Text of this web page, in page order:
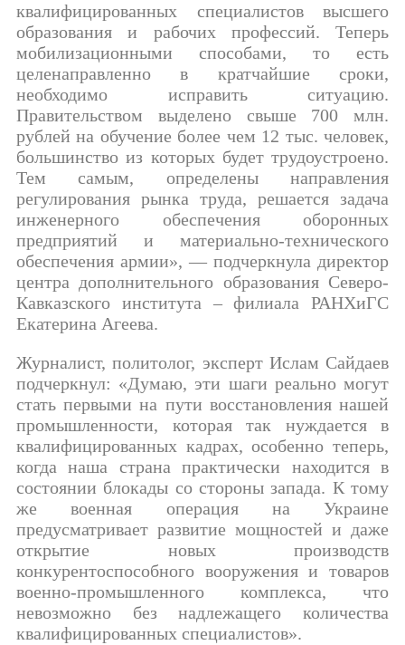
квалифицированных специалистов высшего
образования и рабочих профессий. Теперь
мобилизационными способами, то есть
целенаправленно в кратчайшие сроки,
необходимо исправить ситуацию.
Правительством выделено свыше 700 млн.
рублей на обучение более чем 12 тыс. человек,
большинство из которых будет трудоустроено.
Тем самым, определены направления
регулирования рынка труда, решается задача
инженерного обеспечения оборонных
предприятий и материально-технического
обеспечения армии», — подчеркнула директор
центра дополнительного образования Северо-
Кавказского института – филиала РАНХиГС
Екатерина Агеева.
Журналист, политолог, эксперт Ислам Сайдаев
подчеркнул: «Думаю, эти шаги реально могут
стать первыми на пути восстановления нашей
промышленности, которая так нуждается в
квалифицированных кадрах, особенно теперь,
когда наша страна практически находится в
состоянии блокады со стороны запада. К тому
же военная операция на Украине
предусматривает развитие мощностей и даже
открытие новых производств
конкурентоспособного вооружения и товаров
военно-промышленного комплекса, что
невозможно без надлежащего количества
квалифицированных специалистов».